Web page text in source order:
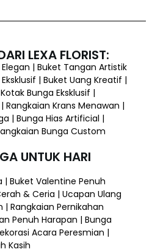
LEXA FLORIST:
| Buket Tangan Artistik
| Buket Uang Kreatif |
Bunga Eksklusif |
Rangkaian Krans Menawan |
| Bunga Hias Artificial |
Bunga Custom
UNTUK HARI
| Buket Valentine Penuh
& Ceria | Ucapan Ulang
| Rangkaian Pernikahan
Penuh Harapan | Bunga
Acara Peresmian |
Kasih